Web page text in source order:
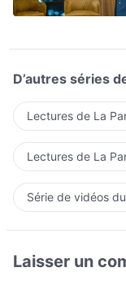
D’autres séries
Lectures de La
Lectures de La
Série de vidéos
Laisser un